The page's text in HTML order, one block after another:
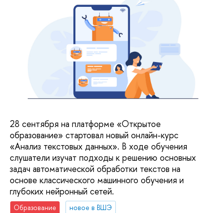
28 сентября на платформе «Открытое
образование» стартовал новый онлайн-курс
«Анализ текстовых данных». В ходе обучения
слушатели изучат подходы к решению основных
задач автоматической обработки текстов на
основе классического машинного обучения и
глубоких нейронный сетей.
Образование
новое в ВШЭ